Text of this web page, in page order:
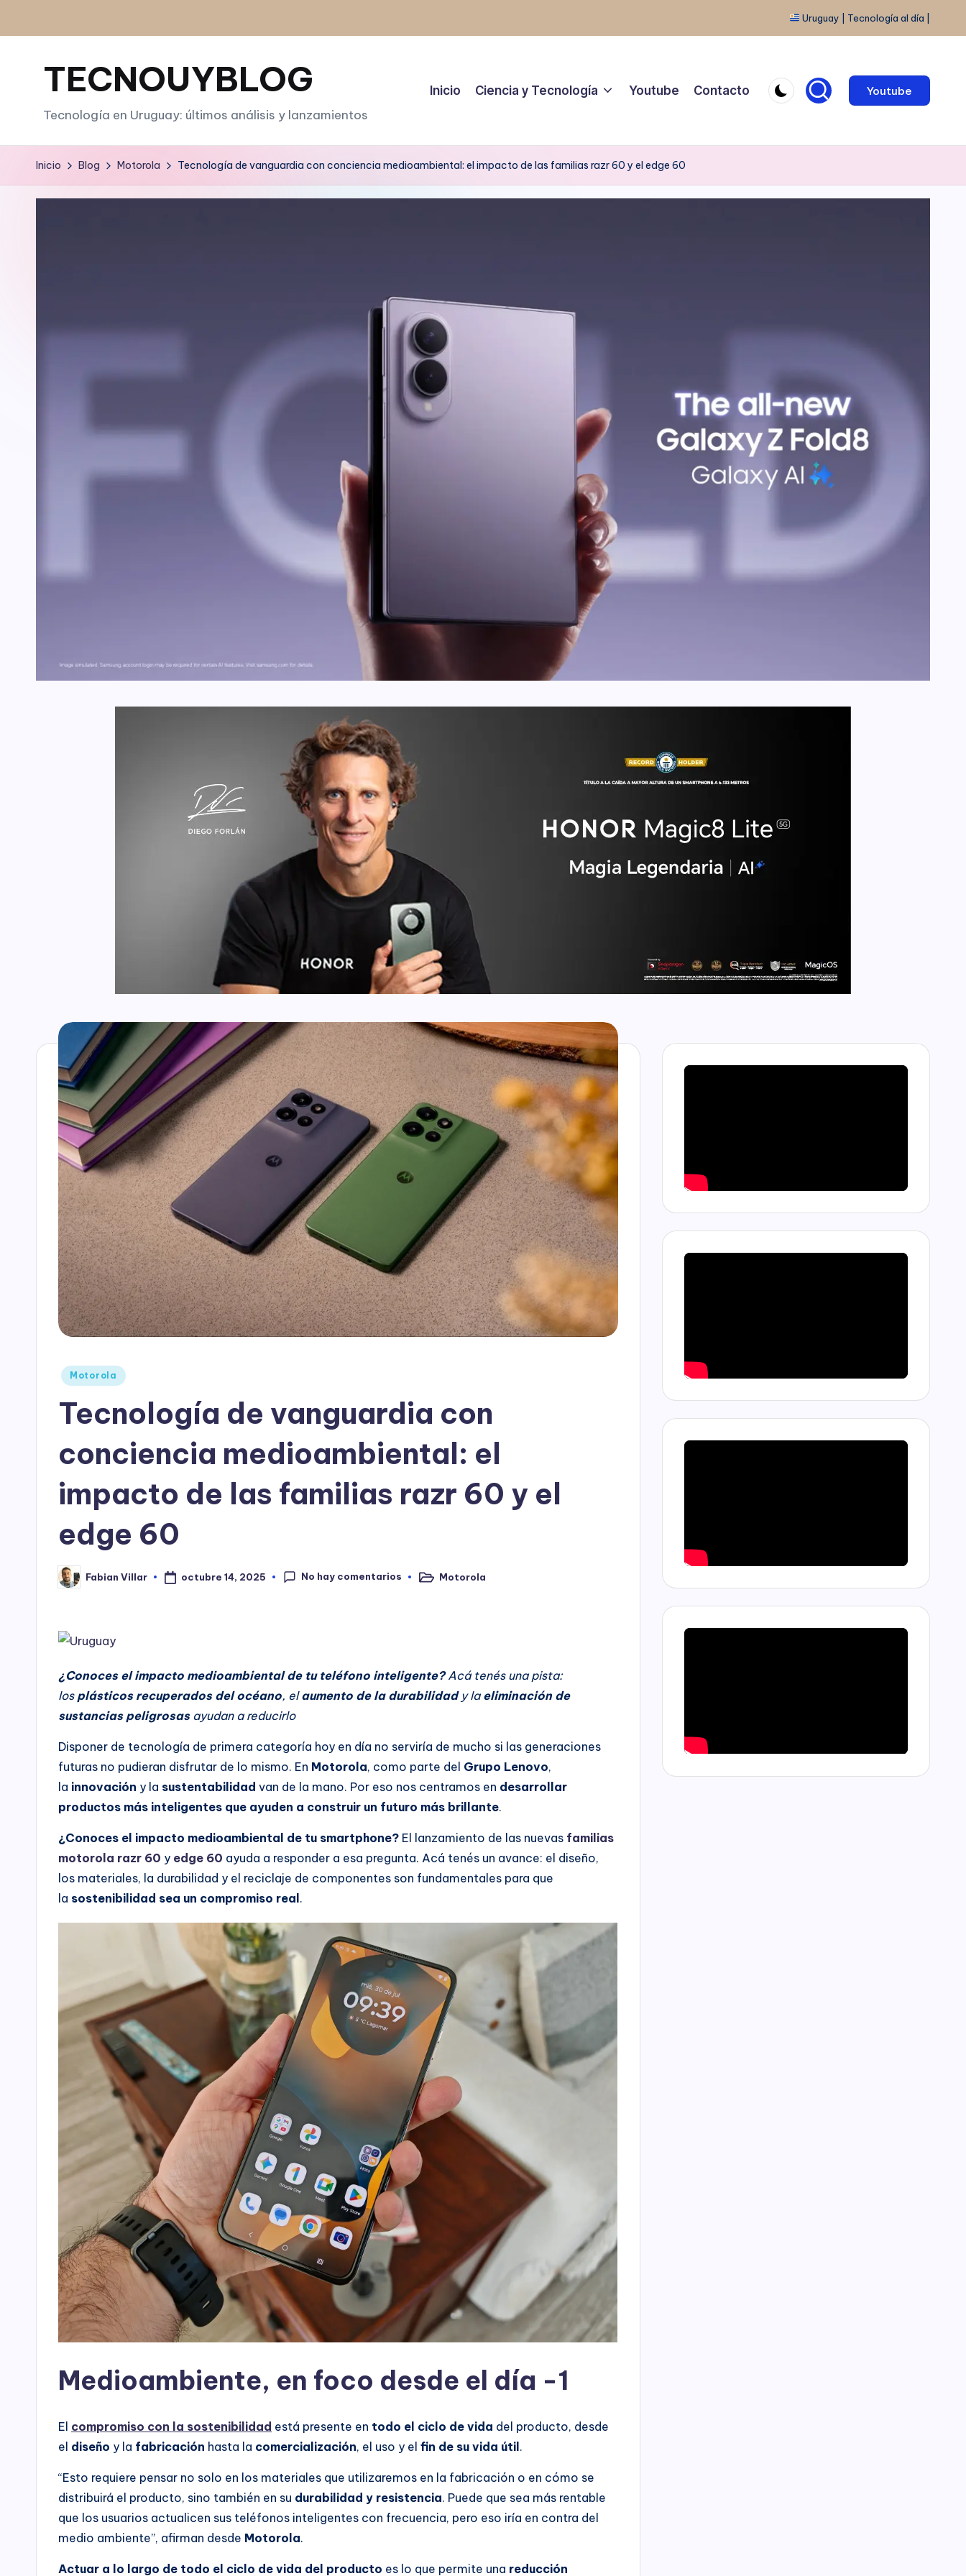
Saltar
Uruguay | Tecnología al día |
TECNOUYBLOG
Tecnología en Uruguay: últimos análisis y lanzamientos
Inicio Ciencia y Tecnología Youtube Contacto Youtube
Inicio Blog Motorola Tecnología de vanguardia con conciencia medioambiental: el impacto de las familias razr 60 y el edge 60
Publicado
Motorola
Tecnología de vanguardia con
conciencia medioambiental: el
impacto de las familias razr 60 y el
edge 60
Publicado
por
Fabian Villar octubre 14, 2025 No hay comentarios
Publicado
Motorola
¿Conoces el impacto medioambiental de tu teléfono inteligente?Acá tenés una pista:
los plásticos recuperados del océano, elaumento de la durabilidady laeliminación de
sustancias peligrosasayudan a reducirlo
Disponer de tecnología de primera categoría hoy en día no serviría de mucho si las generaciones
futuras no pudieran disfrutar de lo mismo. En Motorola, como parte del Grupo Lenovo,
la innovación y la sustentabilidad van de la mano. Por eso nos centramos en desarrollar
productos más inteligentes que ayuden a construir un futuro más brillante.
¿Conoces el impacto medioambiental de tu smartphone? El lanzamiento de las nuevas familias
motorola razr 60 y edge 60 ayuda a responder a esa pregunta. Acá tenés un avance: el diseño,
los materiales, la durabilidad y el reciclaje de componentes son fundamentales para que
la sostenibilidad sea un compromiso real .
Medioambiente, en foco desde el día -1
El compromiso con la sostenibilidad está presente en todo el ciclo de vida del producto, desde
el diseño y la fabricación hasta la comercialización, el uso y el fin de su vida útil .
“Esto requiere pensar no solo en los materiales que utilizaremos en la fabricación o en cómo se
distribuirá el producto, sino también en su durabilidad y resistencia. Puede que sea más rentable
que los usuarios actualicen sus teléfonos inteligentes con frecuencia, pero eso iría en contra del
medio ambiente”, afirman desde Motorola.
Actuar a lo largo de todo el ciclo de vida del producto es lo que permite una reducción